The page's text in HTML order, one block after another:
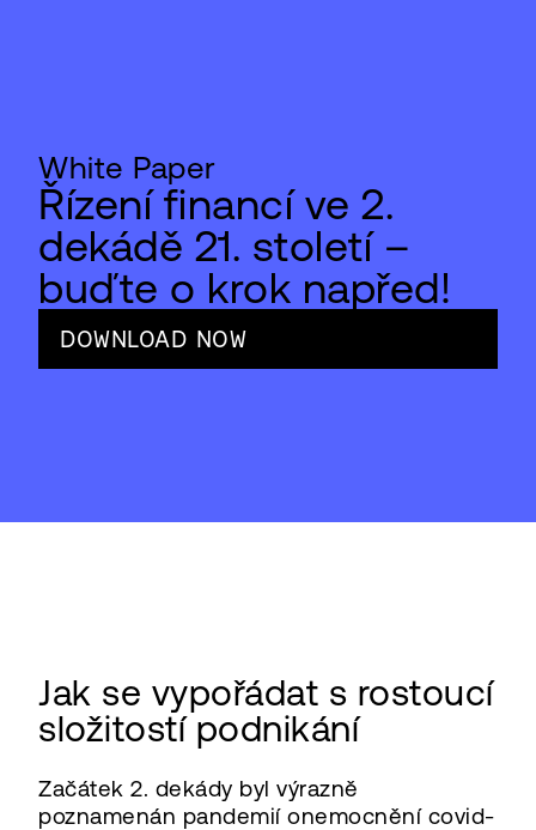
White Paper
Řízení financí ve 2.
dekádě 21. století –
buďte o krok napřed!
DOWNLOAD NOW
Jak se vypořádat s rostoucí
složitostí podnikání
Začátek 2. dekády byl výrazně
poznamenán pandemií onemocnění covid-